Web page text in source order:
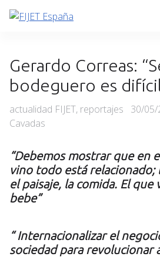
Skip
Gerardo Correas:
bodeguero es
Categories
actualidad FIJET, reportajes
Posted
30/05/
Cavadas
“Debemos mostrar que en
vino todo está relacionado;
el paisaje, la comida. El que
bebe”
“ Internacionalizar el
sociedad para revolucionar